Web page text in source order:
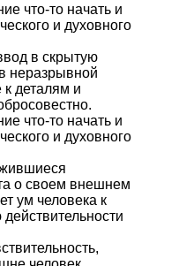
что-то начать и
и духовного
в скрытую
неразрывной
деталям и
что-то начать и
и духовного
о своем внешнем
ум человека к